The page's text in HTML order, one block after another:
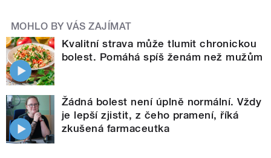
MOHLO BY VÁS ZAJÍMAT
Kvalitní strava může tlumit chronickou
bolest. Pomáhá spíš ženám než mužům
Žádná bolest není úplně normální. Vždy
je lepší zjistit, z čeho pramení, říká
zkušená farmaceutka